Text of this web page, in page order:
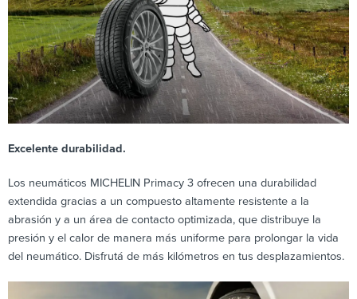
Excelente durabilidad.
Los neumáticos MICHELIN Primacy 3 ofrecen una durabilidad
extendida gracias a un compuesto altamente resistente a la
abrasión y a un área de contacto optimizada, que distribuye la
presión y el calor de manera más uniforme para prolongar la vida
del neumático. Disfrutá de más kilómetros en tus desplazamientos.